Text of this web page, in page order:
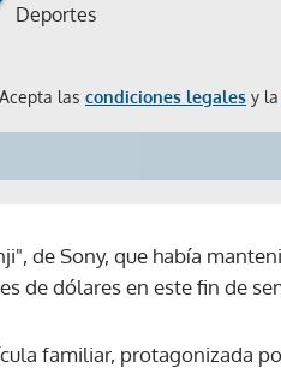
Deportes
Acepta las condiciones legales y la
de Sony, que había
de dólares en este fin de
familiar, protagonizada